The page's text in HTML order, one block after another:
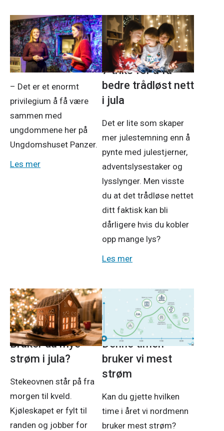
28. nov. 2025
Hurra for
ungdommen!
– Det er et enormt
privilegium å få være
sammen med
ungdommene her på
Ungdomshuset Panzer.
Les mer
Tv og internett
24. nov. 2025
7 triks for å få
bedre trådløst nett
i jula
Det er lite som skaper
mer julestemning enn å
pynte med julestjerner,
adventslysestaker og
lysslynger. Men visste
du at det trådløse nettet
ditt faktisk kan bli
dårligere hvis du kobler
opp mange lys?
Les mer
Strøm
23. nov. 2025
Bruker du mye
strøm i jula?
Stekeovnen står på fra
morgen til kveld.
Kjøleskapet er fylt til
randen og jobber for
23. nov. 2025
Denne timen
bruker vi mest
strøm
Kan du gjette hvilken
time i året vi nordmenn
bruker mest strøm?